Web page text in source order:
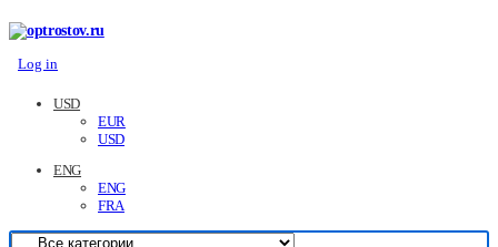
Log in
USD
EUR
USD
ENG
ENG
FRA